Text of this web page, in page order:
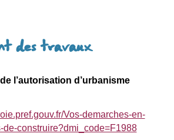
des travaux
l’autorisation d’urbanisme
Vos-demarches-en-
de-construire?dmi_code=F1988